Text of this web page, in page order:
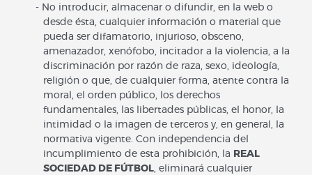
No introducir, almacenar o difundir, en la web o
desde ésta, cualquier información o material que
pueda ser difamatorio, injurioso, obsceno,
amenazador, xenófobo, incitador a la violencia, a la
discriminación por razón de raza, sexo, ideología,
religión o que, de cualquier forma, atente contra la
moral, el orden público, los derechos
fundamentales, las libertades públicas, el honor, la
intimidad o la imagen de terceros y, en general, la
normativa vigente. Con independencia del
incumplimiento de esta prohibición, la REAL
SOCIEDAD DE FÚTBOL , eliminará cualquier